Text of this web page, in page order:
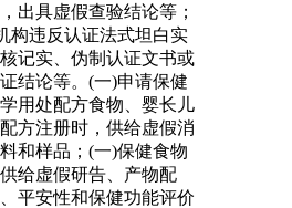
出具虚假查验结论等；
构违反认证法式坦白实
记实、伪制认证文书或
结论等。(一)申请保健
用处配方食物、婴长儿
方注册时，供给虚假消
和样品；(一)保健食物
给虚假研告、产物配
平安性和保健功能评价